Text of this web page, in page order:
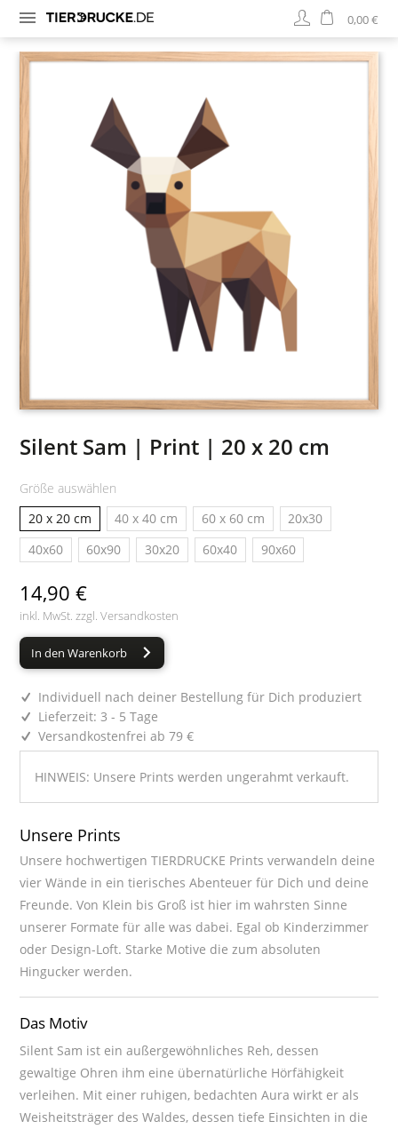
0,00 €
Silent Sam | Print | 20 x 20 cm
Größe auswählen
20 x 20 cm
40 x 40 cm 60 x 60 cm
20x30
40x60
60x90 30x20 60x40 90x60
14,90 €
inkl. MwSt. zzgl.Versandkosten
In den Warenkorb
Individuell nach deiner Bestellung für Dich produziert
Lieferzeit: 3 - 5 Tage
Versandkostenfrei ab 79 €
HINWEIS: Unsere Prints werden ungerahmt verkauft.
Unsere Prints
Unsere hochwertigen TIERDRUCKE Prints verwandeln deine
vier Wände in ein tierisches Abenteuer für Dich und deine
Freunde. Von Klein bis Groß ist hier im wahrsten Sinne
unserer Formate für alle was dabei. Egal ob Kinderzimmer
oder Design-Loft. Starke Motive die zum absoluten
Hingucker werden.
Das Motiv
Silent Sam ist ein außergewöhnliches Reh, dessen
gewaltige Ohren ihm eine übernatürliche Hörfähigkeit
verleihen. Mit einer ruhigen, bedachten Aura wirkt er als
Weisheitsträger des Waldes, dessen tiefe Einsichten in die